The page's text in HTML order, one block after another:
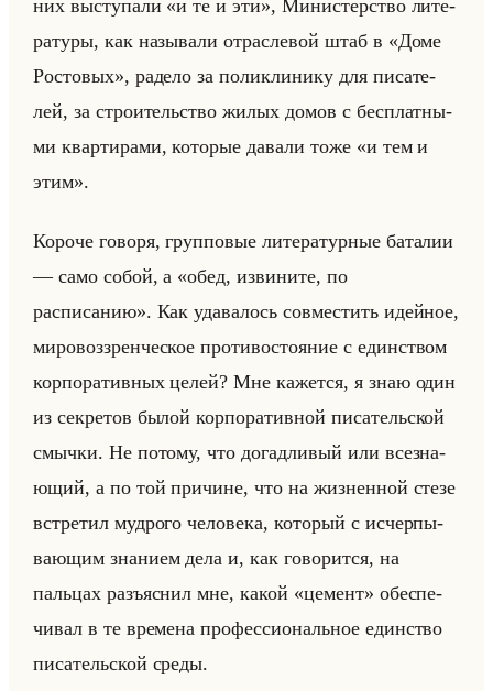
них вы­сту­па­ли «и те и эти», Ми­ни­стер­ство ли­те­
ра­ту­ры, как на­зы­ва­ли от­рас­ле­вой штаб в «Доме
Ростовых», ра­де­ло за по­ли­кли­ни­ку для пи­са­те­
лей, за стро­ительство жилых домов с бес­плат­ны­
ми квар­ти­ра­ми, ко­то­рые да­ва­ли тоже «и тем и
этим».
Ко­ро­че го­во­ря, груп­по­вые ли­те­ра­тур­ные ба­та­лии
— само собой, а «обед, извините, по
расписанию». Как уда­ва­лось сов­ме­стить идейное,
ми­ро­воз­зрен­че­ское про­ти­во­сто­яние с един­ством
кор­по­ра­тив­ных целей? Мне ка­жет­ся, я знаю один
из сек­ре­тов былой кор­по­ра­тив­ной пи­са­тельской
смыч­ки. Не по­то­му, что до­гад­ли­вый или все­зна­
ющий, а по той при­чине, что на жиз­нен­ной стезе
встре­тил муд­ро­го че­ло­ве­ка, ко­то­рый с ис­чер­пы­
ва­ющим зна­ни­ем дела и, как го­во­рит­ся, на
пальцах разъяс­нил мне, какой «цемент» обес­пе­
чи­вал в те вре­ме­на про­фес­си­ональное един­ство
пи­са­тельской среды.